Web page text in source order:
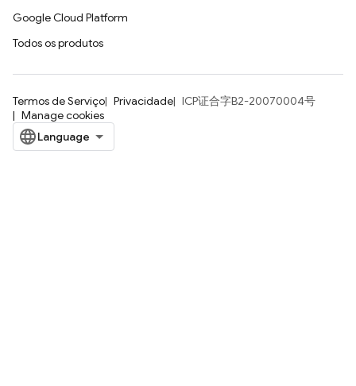
Google Cloud Platform
Todos os produtos
Termos de Serviço Privacidade
ICP证合字B2-20070004号
Manage cookies